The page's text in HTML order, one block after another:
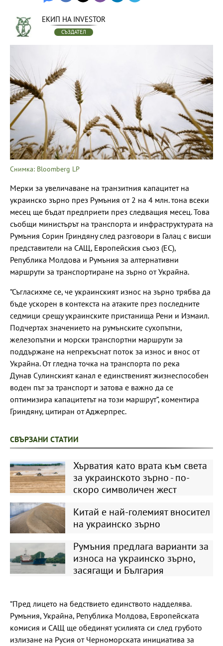
ЕКИП НА INVESTOR
СЪЗДАТЕЛ
Снимка: Bloomberg LP
Мерки за увеличаване на транзитния капацитет на
украинско зърно през Румъния от 2 на 4 млн. тона всеки
месец ще бъдат предприети през следващия месец. Това
съобщи министърът на транспорта и инфраструктурата на
Румъния Сорин Гриндяну след разговори в Галац с висши
представители на САЩ, Европейския съюз (ЕС),
Република Молдова и Румъния за алтернативни
маршрути за транспортиране на зърно от Украйна.
“Съгласихме се, че украинският износ на зърно трябва да
бъде ускорен в контекста на атаките през последните
седмици срещу украинските пристанища Рени и Измаил.
Подчертах значението на румънските сухопътни,
железопътни и морски транспортни маршрути за
поддържане на непрекъснат поток за износ и внос от
Украйна. От гледна точка на транспорта по река
Дунав Сулинският канал е единственият жизнеспособен
воден път за транспорт и затова е важно да се
оптимизира капацитетът на този маршрут”, коментира
Гриндяну, цитиран от Аджерпрес.
СВЪРЗАНИ СТАТИИ
Хърватия като врата към света
за украинското зърно - по-
скоро символичен жест
Китай е най-големият вносител
на украинско зърно
Румъния предлага варианти за
износа на украинско зърно,
засягащи и България
“Пред лицето на бедствието единството надделява.
Румъния, Украйна, Република Молдова, Европейската
комисия и САЩ ще обединят усилията си след грубото
излизане на Русия от Черноморската инициатива за